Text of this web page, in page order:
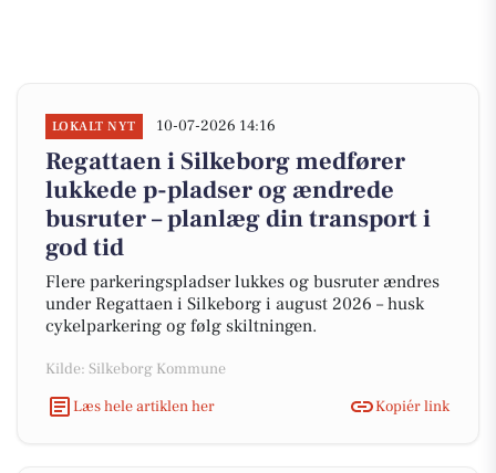
LOKALT NYT 10-07-2026 14:16
Regattaen i Silkeborg medfører
lukkede p-pladser og ændrede
busruter – planlæg din transport i
god tid
Flere parkeringspladser lukkes og busruter ændres
under Regattaen i Silkeborg i august 2026 – husk
cykelparkering og følg skiltningen.
Kilde: Silkeborg Kommune
Læs hele artiklen her
Kopiér link